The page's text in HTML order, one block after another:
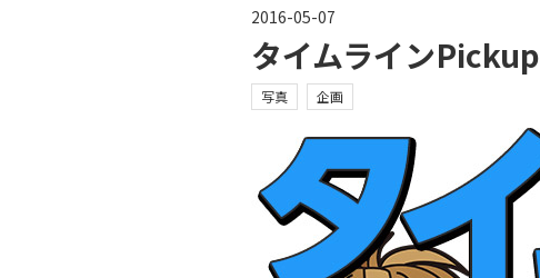
2016-05-07
タイムラインPickup
写真 企画